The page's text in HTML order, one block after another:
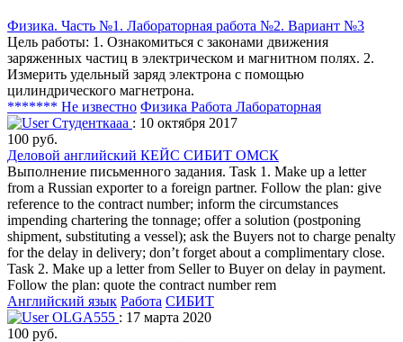
Физика. Часть №1. Лабораторная работа №2. Вариант №3
Цель работы: 1. Ознакомиться с законами движения
заряженных частиц в электрическом и магнитном полях. 2.
Измерить удельный заряд электрона с помощью
цилиндрического магнетрона.
******* Не известно Физика Работа Лабораторная
Студенткааа : 10 октября 2017
100 руб.
Деловой английский КЕЙС СИБИТ ОМСК
Выполнение письменного задания. Task 1. Make up a letter
from a Russian exporter to a foreign partner. Follow the plan: give
reference to the contract number; inform the circumstances
impending chartering the tonnage; offer a solution (postponing
shipment, substituting a vessel); ask the Buyers not to charge penalty
for the delay in delivery; don’t forget about a complimentary close.
Task 2. Make up a letter from Seller to Buyer on delay in payment.
Follow the plan: quote the contract number rem
Английский язык Работа СИБИТ
OLGA555 : 17 марта 2020
100 руб.